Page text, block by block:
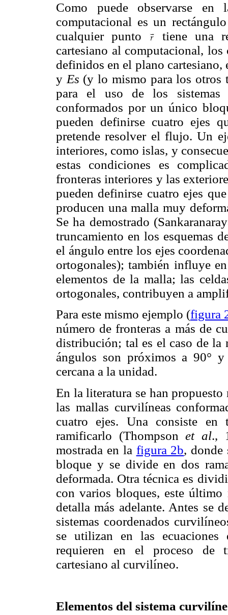
Como puede observarse
computacional es un
cualquier punto
tiene una
cartesiano al computacional,
definidos en el plano cartesiano,
y Es (y lo mismo para los otros
para el uso de los sistemas
conformados por un único
pueden definirse cuatro ejes
pretende resolver el flujo. Un
interiores, como islas, y
estas condiciones es
fronteras interiores y las
pueden definirse cuatro ejes
producen una malla muy
Se ha demostrado
truncamiento en los esquemas
el ángulo entre los ejes
ortogonales); también influye
elementos de la malla; las
ortogonales, contribuyen a
Para este mismo ejemplo (figura
número de fronteras a más de
distribución; tal es el caso de la
ángulos son próximos a 90°
cercana a la unidad.
En la literatura se han
las mallas curvilíneas
cuatro ejes. Una consiste
ramificarlo (Thompsonet al.,
mostrada en la figura 2b, donde
bloque y se divide en dos
deformada. Otra técnica es
con varios bloques, este
detalla más adelante. Antes se
sistemas coordenados
se utilizan en las ecuaciones
requieren en el proceso de
cartesiano al curvilíneo.
Elementos del sistema